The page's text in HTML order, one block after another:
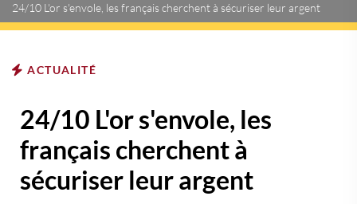
24/10 L'or s'envole, les français cherchent à sécuriser leur argent
ACTUALITÉ
24/10 L'or s'envole, les
français cherchent à
sécuriser leur argent